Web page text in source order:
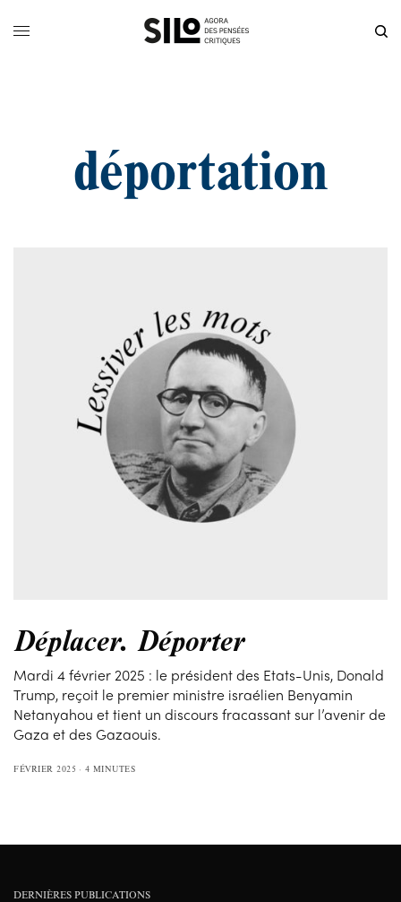
déportation
Déplacer. Déporter
Mardi 4 février 2025 : le président des Etats-Unis, Donald
Trump, reçoit le premier ministre israélien Benyamin
Netanyahou et tient un discours fracassant sur l’avenir de
Gaza et des Gazaouis.
FÉVRIER 2025 4 MINUTES
DERNIÈRES PUBLICATIONS